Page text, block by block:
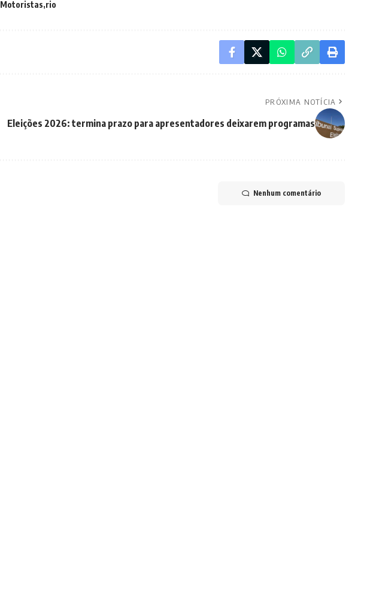
Motoristas rio
PRÓXIMA NOTÍCIA
Eleições 2026: termina prazo para apresentadores deixarem programas
Nenhum comentário